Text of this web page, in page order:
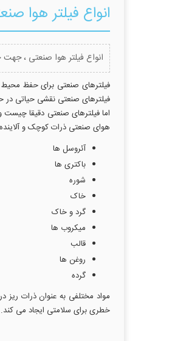
انواع فیلتر هوا
انواع فیلتر هوا صنعتی ، جهت حذف 99% از آلاینده های بسیارخطرناک در کارخانه ها و صنایع
فیلترهای صنعتی برای حفظ محیط
فیلترهای صنعتی نقشی حیاتی در
هوای صنعتی ذرات کوچک و
آئروسل ها
باکتری ها
شوره
خاک
گرد و خاک
میکروب ها
قالب
روغن ها
گرده
مواد مختلفی به عنوان ذرات
خطری برای سلامتی ایجاد می کند.